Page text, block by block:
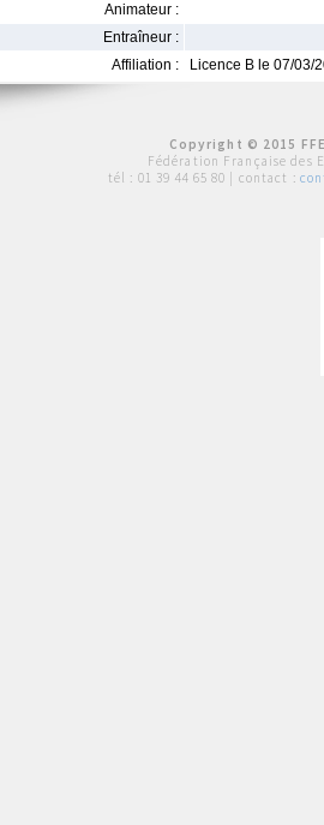
Animateur :
Entraîneur :
Affiliation :
Licence B le 07/03/
Copyright © 2015
Fédération Française des
tél : 01 39 44 65 80 | contact :